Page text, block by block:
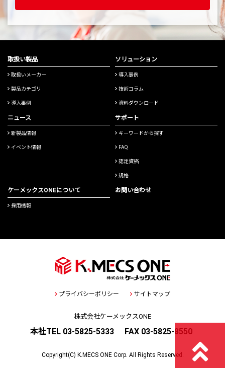
取扱い製品
取扱いメーカー
製品カテゴリ
導入事例
ソリューション
導入事例
技術コラム
資料ダウンロード
ニュース
新製品情報
イベント情報
サポート
キーワードから探す
FAQ
認定資格
規格
ケーメックスONEについて
採用情報
お問い合わせ
プライバシーポリシー サイトマップ
株式会社ケーメックスONE
本社TEL 03-5825-5333 FAX 03-5825-8550
Copyright(C) K.MECS ONE Corp. All Rights Reserved.